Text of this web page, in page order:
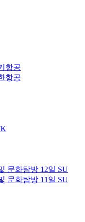
항공
항공
문화탐방 12일 SU
문화탐방 11일 SU